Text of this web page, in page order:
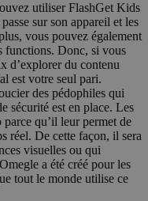
utiliser FlashGet Kids
sur son appareil et les
vous pouvez également
functions. Donc, si vous
d’explorer du contenu
est votre seul pari.
des pédophiles qui
sécurité est en place. Les
qu’il leur permet de
réel. De cette façon, il sera
visuelles ou qui
a été créé pour les
tout le monde utilise ce